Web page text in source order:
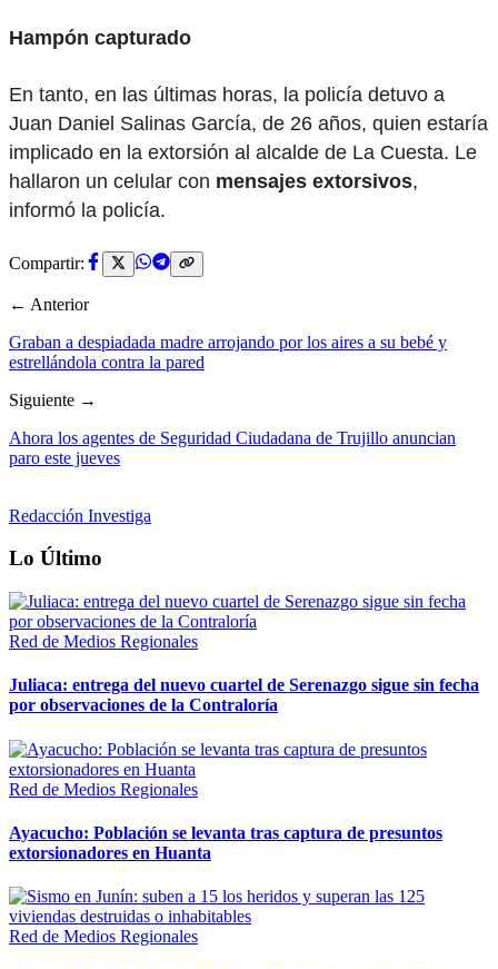
Hampón capturado
En tanto, en las últimas horas, la policía detuvo a
Juan Daniel Salinas García, de 26 años, quien estaría
implicado en la extorsión al alcalde de La Cuesta. Le
hallaron un celular con mensajes extorsivos,
informó la policía.
Compartir:
← Anterior
Graban a despiadada madre arrojando por los aires a su bebé y
estrellándola contra la pared
Siguiente →
Ahora los agentes de Seguridad Ciudadana de Trujillo anuncian
paro este jueves
Redacción Investiga
Lo Último
Red de Medios Regionales
Juliaca: entrega del nuevo cuartel de Serenazgo sigue sin fecha
por observaciones de la Contraloría
Red de Medios Regionales
Ayacucho: Población se levanta tras captura de presuntos
extorsionadores en Huanta
Red de Medios Regionales